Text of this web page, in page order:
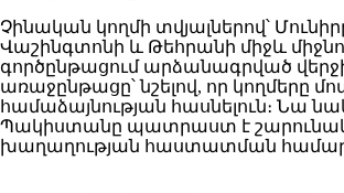
Չինական կողմի տվյալներով՝
Վաշինգտոնի և Թեհրանի միջև
գործընթացում արձանագրված
առաջընթացը՝ նշելով, որ կողմերը
համաձայնության հասնելուն։ Նա
Պակիստանը պատրաստ է
խաղաղության հաստատման